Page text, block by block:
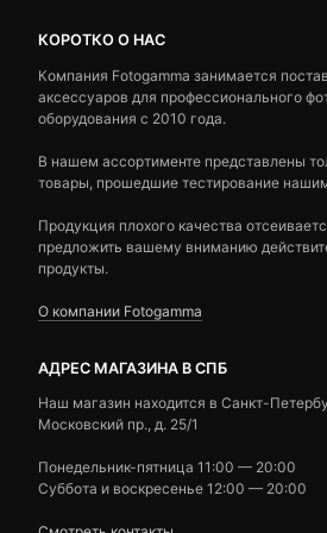
КОРОТКО О НАС
Компания Fotogamma занимается
аксессуаров для профессионального
оборудования с 2010 года.
В нашем ассортименте представлены
товары, прошедшие тестирование
Продукция плохого качества
предложить вашему вниманию
продукты.
О компании Fotogamma
АДРЕС МАГАЗИНА В СПБ
Наш магазин находится в Санкт-
Московский пр., д. 25/1
Понедельник-пятница 11:00 — 20:00
Суббота и воскресенье 12:00 — 20:00